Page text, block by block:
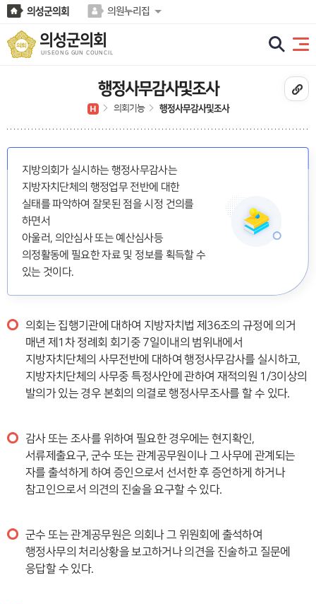
본문바로가기
의성군의회 의원누리집
의성군의회
UISEONG GUN COUNCIL
행정사무감사및조사
의회기능 행정사무감사및조사
지방의회가 실시하는 행정사무감사는
지방자치단체의 행정업무 전반에 대한
실태를 파악하여 잘못된 점을 시정 건의를
하면서
아울러, 의안심사 또는 예산심사등
의정활동에 필요한 자료 및 정보를 획득할 수
있는 것이다.
의회는 집행기관에 대하여 지방자치법 제36조의 규정에 의거
매년 제1차 정례회 회기중 7일이내의 범위내에서
지방자치단체의 사무전반에 대하여 행정사무감사를 실시하고,
지방자치단체의 사무중 특정사안에 관하여 재적의원 1/3이상의
발의가 있는 경우 본회의 의결로 행정사무조사를 할 수 있다.
감사 또는 조사를 위하여 필요한 경우에는 현지확인,
서류제출요구, 군수 또는 관계공무원이나 그 사무에 관계되는
자를 출석하게 하여 증인으로서 선서한 후 증언하게 하거나
참고인으로서 의견의 진술을 요구할 수 있다.
군수 또는 관계공무원은 의회나 그 위원회에 출석하여
행정사무의 처리상황을 보고하거나 의견을 진술하고 질문에
응답할 수 있다.